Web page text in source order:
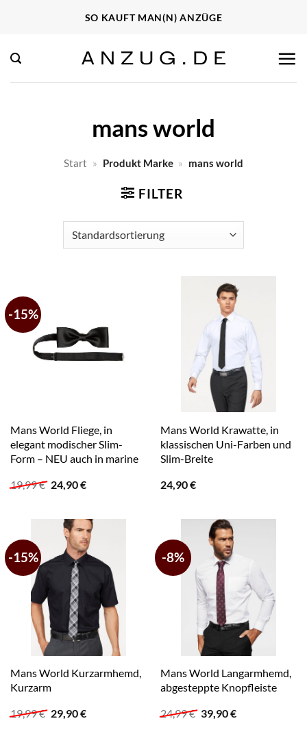
springen
SO KAUFT MAN(N) ANZÜGE
mans world
Start » Produkt Marke » mans world
FILTER
-15%
Mans World Fliege, in
elegant modischer Slim-
Form – NEU auch in marine
19,99€ Ursprünglicher
Preis
19,99 €
24,90€Aktueller
24,90 €.
Mans World Krawatte, in
klassischen Uni-Farben und
Slim-Breite
24,90€
-15%
Mans World Kurzarmhemd,
Kurzarm
19,99€ Ursprünglicher
Preis
29,90€Aktueller
-8%
Mans World Langarmhemd,
abgesteppte Knopfleiste
24,99€ Ursprünglicher
Preis
39,90€Aktueller